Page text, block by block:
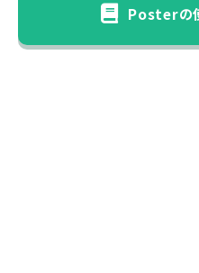
Posterの